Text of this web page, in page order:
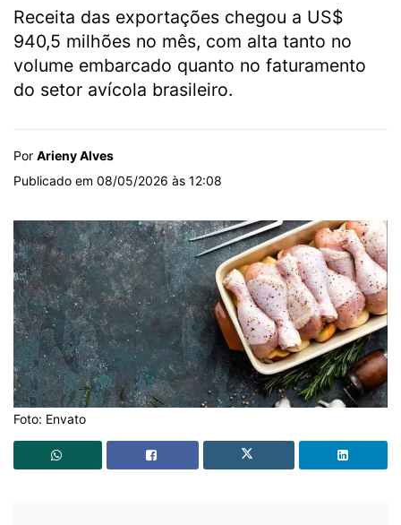
Receita das exportações chegou a US$
940,5 milhões no mês, com alta tanto no
volume embarcado quanto no faturamento
do setor avícola brasileiro.
Por Arieny Alves
Publicado em 08/05/2026 às 12:08
Foto: Envato